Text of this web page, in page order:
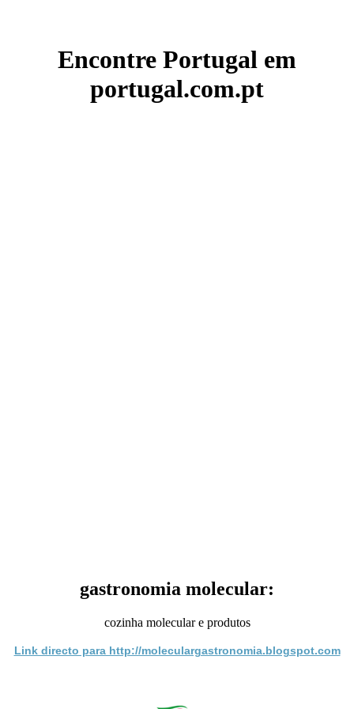
Encontre Portugal em
portugal.com.pt
gastronomia molecular:
cozinha molecular e produtos
Link directo para http://moleculargastronomia.blogspot.com